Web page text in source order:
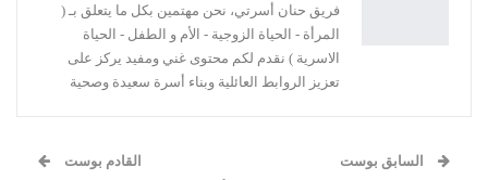
فريق حنان أسرتي، نحن مهتمين بكل ما يتعلق بـ (
المرأة - الحياة الزوجية - الأم و الطفل - الحياة
الاسرية ) نقدم لكم محتوى غني ومفيد يركز على
تعزيز الروابط العائلية وبناء أسرة سعيدة وصحية
السابق بوست القادم بوست